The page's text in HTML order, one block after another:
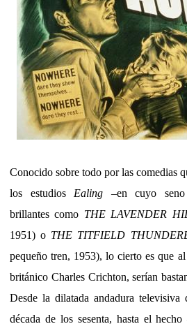
Conocido sobre todo por las comedias
los estudios Ealing –en cuyo seno
brillantes como THE LAVENDER
1951) o THE TITFIELD
pequeño tren, 1953), lo cierto es que
británico Charles Crichton, serían
Desde la dilatada andadura
década de los sesenta, hasta el